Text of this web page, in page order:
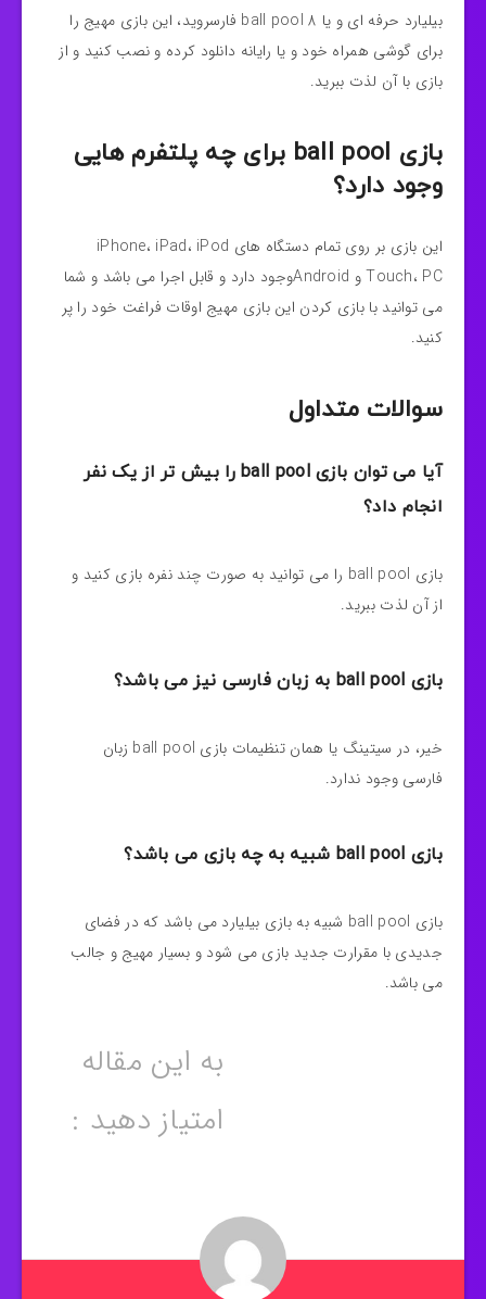
بیلیارد حرفه ای و یا 8 ball pool فارسروید، این بازی مهیج را
برای گوشی همراه خود و یا رایانه دانلود کرده و نصب کنید و از
بازی با آن لذت ببرید.
بازی ball pool برای چه پلتفرم هایی
وجود دارد؟
این بازی بر روی تمام دستگاه های iPhone، iPad، iPod
Touch، PC و Androidوجود دارد و قابل اجرا می باشد و شما
می توانید با بازی کردن این بازی مهیج اوقات فراغت خود را پر
کنید.
سوالات متداول
آیا می توان بازی ball pool را بیش تر از یک نفر
انجام داد؟
بازی ball pool را می توانید به صورت چند نفره بازی کنید و
از آن لذت ببرید.
بازی ball pool به زبان فارسی نیز می باشد؟
خیر، در سیتینگ یا همان تنظیمات بازی ball pool زبان
فارسی وجود ندارد‌.
بازی ball pool شبیه به چه بازی می باشد؟
بازی ball pool شبیه به بازی بیلیارد می باشد که در فضای
جدیدی با مقرارت جدید بازی می شود و بسیار مهیج و جالب
می باشد.
به این مقاله
امتیاز دهید :